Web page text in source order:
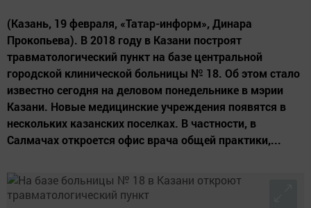
(Казань, 19 февраля, «Татар-информ», Динара
Прокопьева). В 2018 году в Казани построят
травматологический пункт на базе центральной
городской клинической больницы № 18. Об этом стало
известно сегодня на деловом понедельнике в мэрии
Казани. Новые медицинские учреждения появятся в
нескольких казанских поселках. В частности, в
Салмачах откроется офис врача общей практики,...